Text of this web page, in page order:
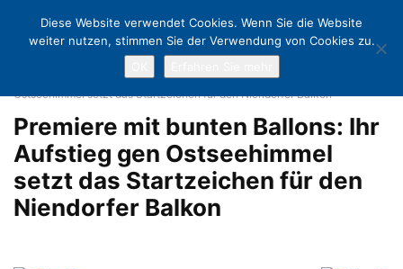
Ostseehimmel setzt das Startzeichen für den Niendorfer Balkon
Premiere mit bunten Ballons: Ihr
Aufstieg gen Ostseehimmel
setzt das Startzeichen für den
Niendorfer Balkon
Diese Website verwendet Cookies. Wenn Sie die Website
weiter nutzen, stimmen Sie der Verwendung von Cookies zu.